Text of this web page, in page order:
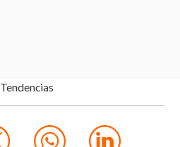
Tendencias